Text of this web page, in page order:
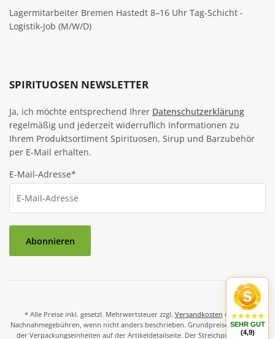
Lagermitarbeiter Bremen Hastedt 8–16 Uhr Tag-Schicht -
Logistik-Job (M/W/D)
SPIRITUOSEN NEWSLETTER
Ja, ich möchte entsprechend Ihrer Datenschutzerklärung
regelmäßig und jederzeit widerruflich Informationen zu
Ihrem Produktsortiment Spirituosen, Sirup und Barzubehör
per E-Mail erhalten.
E-Mail-Adresse*
Abonnieren
* Alle Preise inkl. gesetzl. Mehrwertsteuer zzgl. Versandkosten und ggf.
Nachnahmegebühren, wenn nicht anders beschrieben. Grundpreise und Preise
der Verpackungseinheiten auf der Artikeldetailseite. Der Streichpreis ist der
SEHR GUT
(4,9)